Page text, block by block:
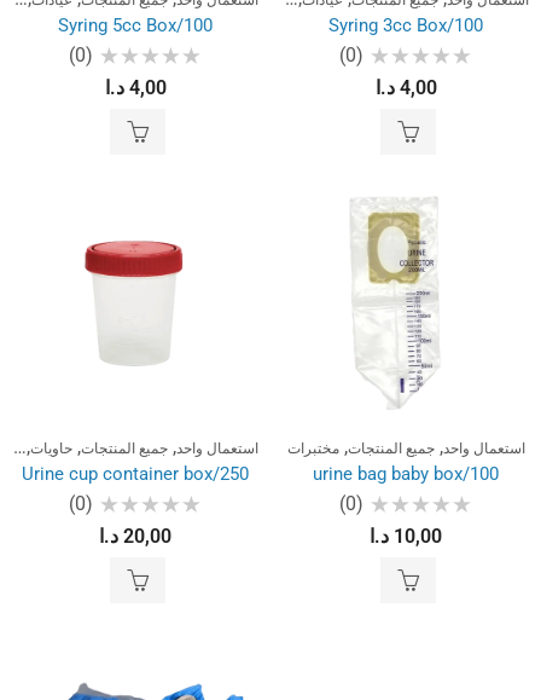
Syring 3cc Box/100
التقييم
(0)
4,00 د.ا
Syring 5cc Box/100
التقييم
(0)
4,00 د.ا
استعمال واحد,جميع المنتجات,مختبرات
urine bag baby box/100
التقييم
(0)
10,00 د.ا
استعمال واحد, جميع المنتجات, حاويات,
Urine cup container box/250
التقييم
(0)
20,00 د.ا